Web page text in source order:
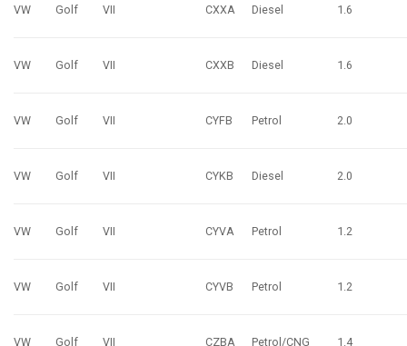
VW Golf VII CXXA Diesel 1.6
VW Golf VII CXXB Diesel 1.6
VW Golf VII CYFB Petrol 2.0
VW Golf VII CYKB Diesel 2.0
VW Golf VII CYVA Petrol 1.2
VW Golf VII CYVB Petrol 1.2
VW Golf VII CZBA Petrol/CNG 1.4